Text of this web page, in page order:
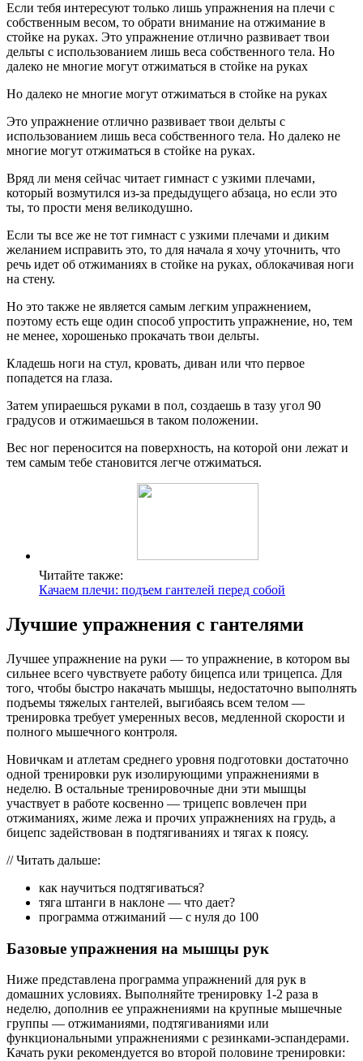
Если тебя интересуют только лишь упражнения на плечи с
собственным весом, то обрати внимание на отжимание в
стойке на руках. Это упражнение отлично развивает твои
дельты с использованием лишь веса собственного тела. Но
далеко не многие могут отжиматься в стойке на руках
Но далеко не многие могут отжиматься в стойке на руках
Это упражнение отлично развивает твои дельты с
использованием лишь веса собственного тела. Но далеко не
многие могут отжиматься в стойке на руках.
Вряд ли меня сейчас читает гимнаст с узкими плечами,
который возмутился из-за предыдущего абзаца, но если это
ты, то прости меня великодушно.
Если ты все же не тот гимнаст с узкими плечами и диким
желанием исправить это, то для начала я хочу уточнить, что
речь идет об отжиманиях в стойке на руках, облокачивая ноги
на стену.
Но это также не является самым легким упражнением,
поэтому есть еще один способ упростить упражнение, но, тем
не менее, хорошенько прокачать твои дельты.
Кладешь ноги на стул, кровать, диван или что первое
попадется на глаза.
Затем упираешься руками в пол, создаешь в тазу угол 90
градусов и отжимаешься в таком положении.
Вес ног переносится на поверхность, на которой они лежат и
тем самым тебе становится легче отжиматься.
Читайте также:
Качаем плечи: подъем гантелей перед собой
Лучшие упражнения с гантелями
Лучшее упражнение на руки — то упражнение, в котором вы
сильнее всего чувствуете работу бицепса или трицепса. Для
того, чтобы быстро накачать мышцы, недостаточно выполнять
подъемы тяжелых гантелей, выгибаясь всем телом —
тренировка требует умеренных весов, медленной скорости и
полного мышечного контроля.
Новичкам и атлетам среднего уровня подготовки достаточно
одной тренировки рук изолирующими упражнениями в
неделю. В остальные тренировочные дни эти мышцы
участвует в работе косвенно — трицепс вовлечен при
отжиманиях, жиме лежа и прочих упражнениях на грудь, а
бицепс задействован в подтягиваниях и тягах к поясу.
// Читать дальше:
как научиться подтягиваться?
тяга штанги в наклоне — что дает?
программа отжиманий — с нуля до 100
Базовые упражнения на мышцы рук
Ниже представлена программа упражнений для рук в
домашних условиях. Выполняйте тренировку 1-2 раза в
неделю, дополнив ее упражнениями на крупные мышечные
группы — отжиманиями, подтягиваниями или
функциональными упражнениями с резинками-эспандерами.
Качать руки рекомендуется во второй половине тренировки: